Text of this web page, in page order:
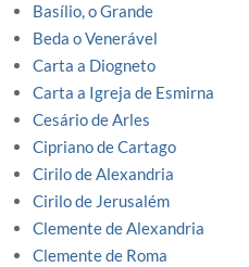
Basílio, o Grande
Beda o Venerável
Carta a Diogneto
Carta a Igreja de Esmirna
Cesário de Arles
Cipriano de Cartago
Cirilo de Alexandria
Cirilo de Jerusalém
Clemente de Alexandria
Clemente de Roma